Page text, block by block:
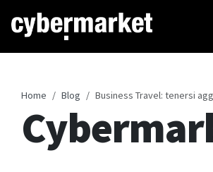
Home Blog Business Travel: tenersi